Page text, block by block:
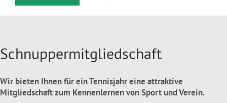
Schnuppermitgliedschaft
Wir bieten Ihnen für ein Tennisjahr eine attraktive
Mitgliedschaft zum Kennenlernen von Sport und Verein.